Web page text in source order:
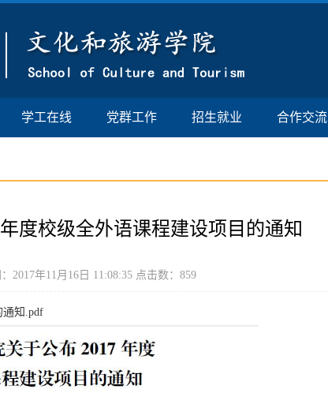
学工在线 党群工作 招生就业 合作交流
度校级全外语课程建设项目的通知
年11月16日 11:08:35 点击数： 859
通知.pdf